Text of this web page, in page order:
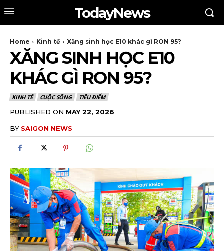
TodayNews
Home Kinh tế Xăng sinh học E10 khác gì RON 95?
XĂNG SINH HỌC E10
KHÁC GÌ RON 95?
KINH TẾ CUỘC SỐNG TIÊU ĐIỂM
PUBLISHED ON MAY 22, 2026
BY SAIGON NEWS